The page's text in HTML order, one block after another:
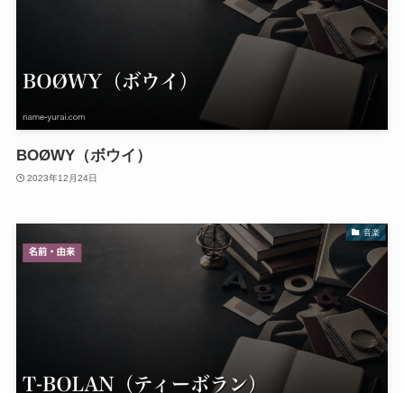
BOØWY（ボウイ）
2023年12月24日
音楽